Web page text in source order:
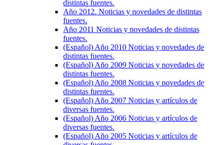
distintas fuentes.
Año 2012. Noticias y novedades de distintas
fuentes.
Año 2011 Noticias y novedades de distintas
fuentes.
(Español) Año 2010 Noticias y novedades de
distintas fuentes.
(Español) Año 2009 Noticias y novedades de
distintas fuentes.
(Español) Año 2008 Noticias y novedades de
distintas fuentes.
(Español) Año 2007 Noticias y artículos de
diversas fuentes.
(Español) Año 2006 Noticias y artículos de
diversas fuentes.
(Español) Año 2005 Noticias y artículos de